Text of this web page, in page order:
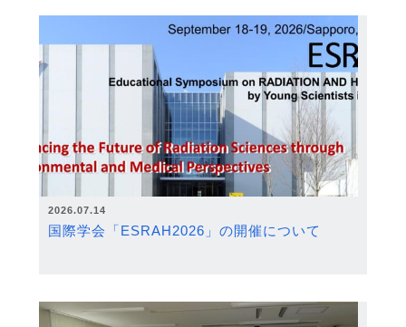
2026.07.14
国際学会「ESRAH2026」の開催について